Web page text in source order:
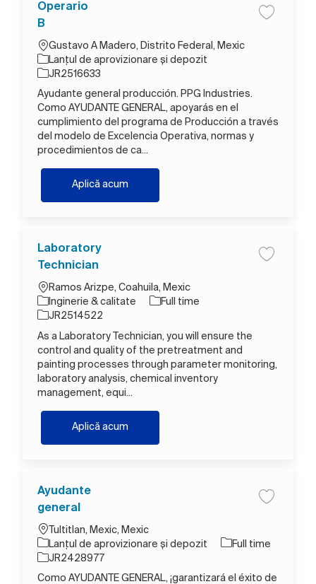
Operario
B
LocGustavo A Madero, Distrito Federal, Mexic
Categorie
Lanțul de aprovizionare și depozit
Job Id
JR2516633
Ayudante general producción. PPG Industries.
Como AYUDANTE GENERAL, apoyarás en el
cumplimiento del programa de Producción a través
del modelo de Excelencia Operativa, normas y
procedimientos de ca...
Salva
Aplică acum
Laboratory
Technician
LocRamos Arizpe, Coahuila, Mexic
Categorie
Inginerie & calitate Tipul postului
Full time
Job Id
JR2514522
As a Laboratory Technician, you will ensure the
control and quality of the pretreatment and
painting processes through parameter monitoring,
laboratory analysis, chemical inventory
management, equi...
Salva
Aplică acum
Ayudante
general
LocTultitlan, Mexic, Mexic
Categorie
Lanțul de aprovizionare și depozit Tipul postului
Full time
Job Id
JR2428977
Como AYUDANTE GENERAL, ¡garantizará el éxito de
Salva